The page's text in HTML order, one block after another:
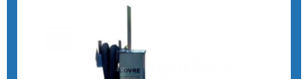
Ducha azul lava rápido